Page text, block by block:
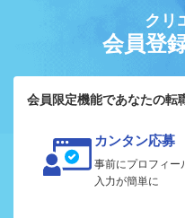
クリ
会員登
会員限定機能であなたの転
カンタン応募
事前にプロフィー
入力が簡単に